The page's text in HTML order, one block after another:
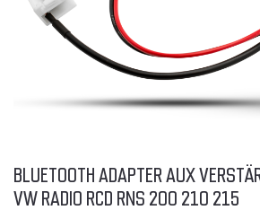
BLUETOOTH ADAPTER AUX
VW RADIO RCD RNS 200 210 215